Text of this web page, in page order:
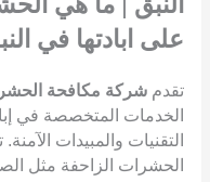
على ابادتها في
تقدم شركة مكافحة
الخدمات المتخصصة في
التقنيات والمبيدات
الحشرات الزاحفة مثل